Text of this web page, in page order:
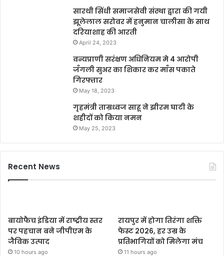
सारथी सिंधी समाजसेवी संस्था द्वारा की गयी
झूलेलाल सरोवर में हनुमान चालीसा के साथ
दरियाशाह की आरती
April 24, 2023
वन्यप्राणी सरंक्षण अधिनियम मे 4 आरोपी
जँगली सुअर का शिकार कर माँस पकाते
गिरफ्तार
May 18, 2023
गृहमंत्री ताम्रध्वज साहू ने झीरम घाटी के
शहीदों को किया नमन
May 25, 2023
Recent News
बायोफैच इंडिया में राष्ट्रीय स्तर
पर पहचान बने जीपीएम के
जैविक उत्पाद
10 hours ago
रायपुर में होगा तिरंगा शक्ति
फेस्ट 2026, हर उम्र के
प्रतिभागियों को मिलेगा मंच
11 hours ago